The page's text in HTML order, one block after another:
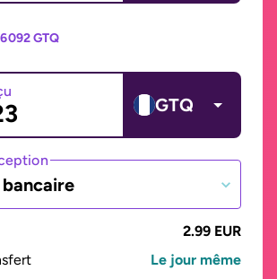
GTQ
GTQ
2.99 EUR
Le jour même